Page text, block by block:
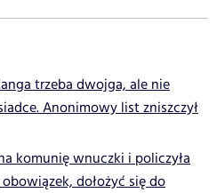
trzeba dwojga, ale nie
Anonimowy list zniszczył
komunię wnuczki i policzyła
dołożyć się do